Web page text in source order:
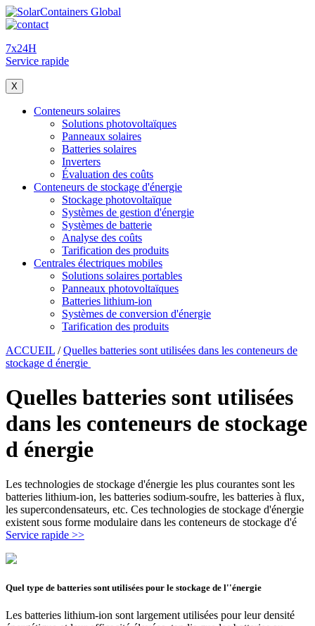
7x24H
Service rapide
X
Conteneurs solaires
Solutions photovoltaïques
Panneaux solaires
Batteries solaires
Inverters
Évaluation des coûts
Conteneurs de stockage d'énergie
Stockage photovoltaïque
Systèmes de gestion d'énergie
Systèmes de batterie
Analyse des coûts
Tarification des produits
Centrales électriques mobiles
Solutions solaires portables
Panneaux photovoltaïques
Batteries lithium-ion
Systèmes de conversion d'énergie
Tarification des produits
ACCUEIL /Quelles batteries sont utilisées dans les conteneurs de
stockage d énergie
Quelles batteries sont utilisées
dans les conteneurs de stockage
d énergie
Les technologies de stockage d'énergie les plus courantes sont les
batteries lithium-ion, les batteries sodium-soufre, les batteries à flux,
les supercondensateurs, etc. Ces technologies de stockage d'énergie
existent sous forme modulaire dans les conteneurs de stockage d'é
Service rapide >>
Quel type de batteries sont utilisées pour le stockage de l''énergie
Les batteries lithium-ion sont largement utilisées pour leur densité